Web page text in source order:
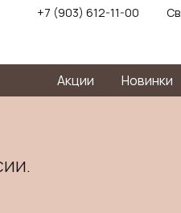
+7 (903) 612-11-00
Акции Новинки